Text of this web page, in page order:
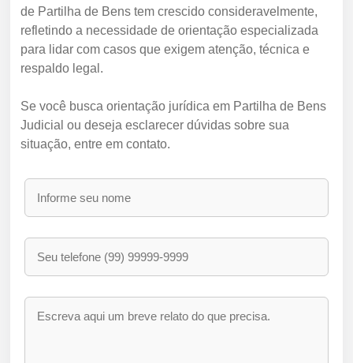
de Partilha de Bens tem crescido consideravelmente,
refletindo a necessidade de orientação especializada
para lidar com casos que exigem atenção, técnica e
respaldo legal.
Se você busca orientação jurídica em Partilha de Bens
Judicial ou deseja esclarecer dúvidas sobre sua
situação, entre em contato.